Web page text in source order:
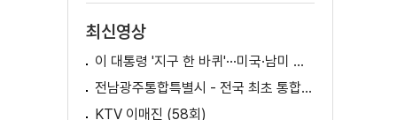
최신영상
이 대통령 '지구 한 바퀴'···미국·남미 순방 성과는? / AX 대전환의 시대! 국민 위한 적극 행정은?
전남광주통합특별시 - 전국 최초 통합돌봄 모델
KTV 이매진 (58회)